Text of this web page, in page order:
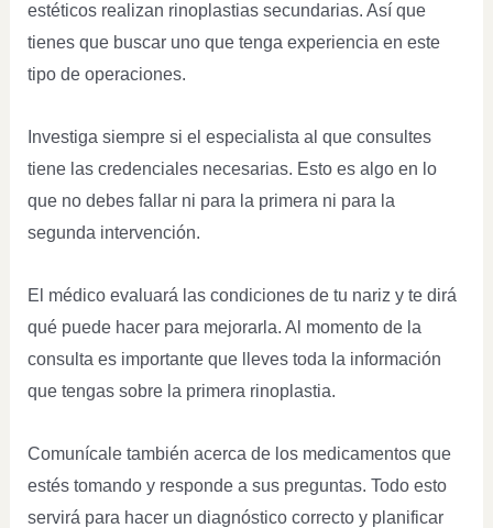
estéticos realizan rinoplastias secundarias. Así que
tienes que buscar uno que tenga experiencia en este
tipo de operaciones.
Investiga siempre si el especialista al que consultes
tiene las credenciales necesarias. Esto es algo en lo
que no debes fallar ni para la primera ni para la
segunda intervención.
El médico evaluará las condiciones de tu nariz y te dirá
qué puede hacer para mejorarla. Al momento de la
consulta es importante que lleves toda la información
que tengas sobre la primera rinoplastia.
Comunícale también acerca de los medicamentos que
estés tomando y responde a sus preguntas. Todo esto
servirá para hacer un diagnóstico correcto y planificar